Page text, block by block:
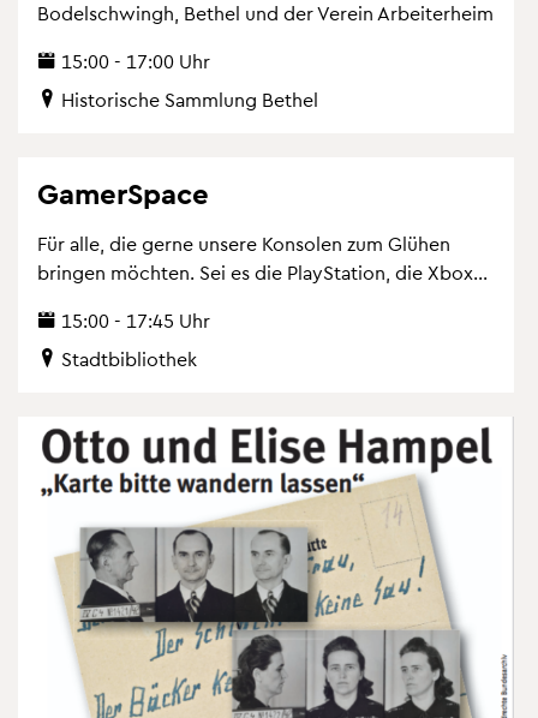
Bo­del­schwingh, Be­thel und der Ver­ein Ar­bei­ter­heim
15:00 - 17:00 Uhr
His­to­ri­sche Samm­lung Be­thel
Ga­mer­Space
Für alle, die gerne un­se­re Kon­so­len zum Glü­hen
brin­gen möch­ten. Sei es die Play­Sta­ti­on, die Xbox...
15:00 - 17:45 Uhr
Stadt­bi­blio­thek